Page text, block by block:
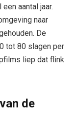
aantal jaar.
naar
De
tot 80 slagen per
liep dat flink
de